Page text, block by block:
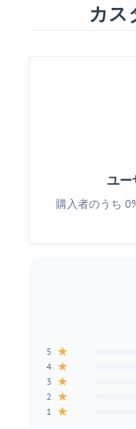
カス
ユー
購入者のうち
5 ★
4 ★
3 ★
2 ★
1 ★